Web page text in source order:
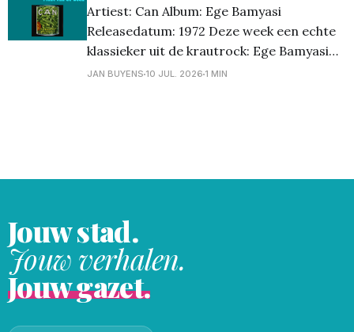
songs die blijven raken. Elke luisterbeurt
voelt alsof je weer iets nieuws ontdekt.
Een
Artiest: Can Album: Ege Bamyasi
Releasedatum: 1972 Deze week een echte
klassieker uit de krautrock: Ege Bamyasi
van Can. Ondertussen toch wel een echt
JAN BUYENS 10 JUL. 2026 1 MIN
Jouw stad.
Jouw verhalen.
Jouw gazet.